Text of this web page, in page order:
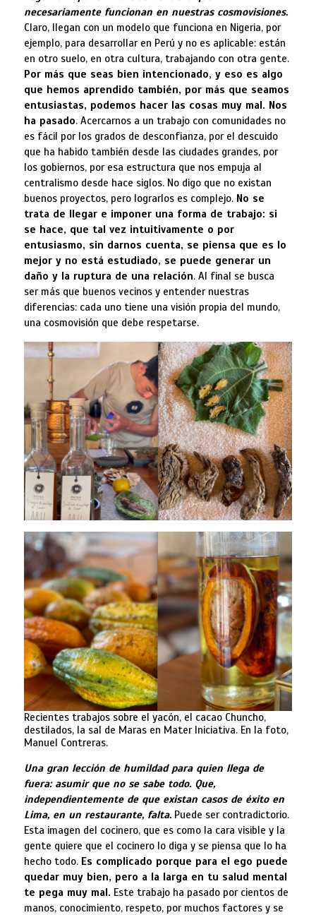
necesariamente funcionan en nuestras cosmovisiones.
Claro, llegan con un modelo que funciona en Nigeria, por
ejemplo, para desarrollar en Perú y no es aplicable: están
en otro suelo, en otra cultura, trabajando con otra gente.
Por más que seas bien intencionado, y eso es algo
que hemos aprendido también, por más que seamos
entusiastas, podemos hacer las cosas muy mal. Nos
ha pasado. Acercarnos a un trabajo con comunidades no
es fácil por los grados de desconfianza, por el descuido
que ha habido también desde las ciudades grandes, por
los gobiernos, por esa estructura que nos empuja al
centralismo desde hace siglos. No digo que no existan
buenos proyectos, pero lograrlos es complejo. No se
trata de llegar e imponer una forma de trabajo: si
se hace, que tal vez intuitivamente o por
entusiasmo, sin darnos cuenta, se piensa que es lo
mejor y no está estudiado, se puede generar un
daño y la ruptura de una relación. Al final se busca
ser más que buenos vecinos y entender nuestras
diferencias: cada uno tiene una visión propia del mundo,
una cosmovisión que debe respetarse.
Recientes trabajos sobre el yacón, el cacao Chuncho,
destilados, la sal de Maras en Mater Iniciativa. En la foto,
Manuel Contreras.
Una gran lección de humildad para quien llega de
fuera: asumir que no se sabe todo. Que,
independientemente de que existan casos de éxito en
Lima, en un restaurante, falta.Puede ser contradictorio.
Esta imagen del cocinero, que es como la cara visible y la
gente quiere que el cocinero lo diga y se piensa que lo ha
hecho todo. Es complicado porque para el ego puede
quedar muy bien, pero a la larga en tu salud mental
te pega muy mal. Este trabajo ha pasado por cientos de
manos, conocimiento, respeto, por muchos factores y se